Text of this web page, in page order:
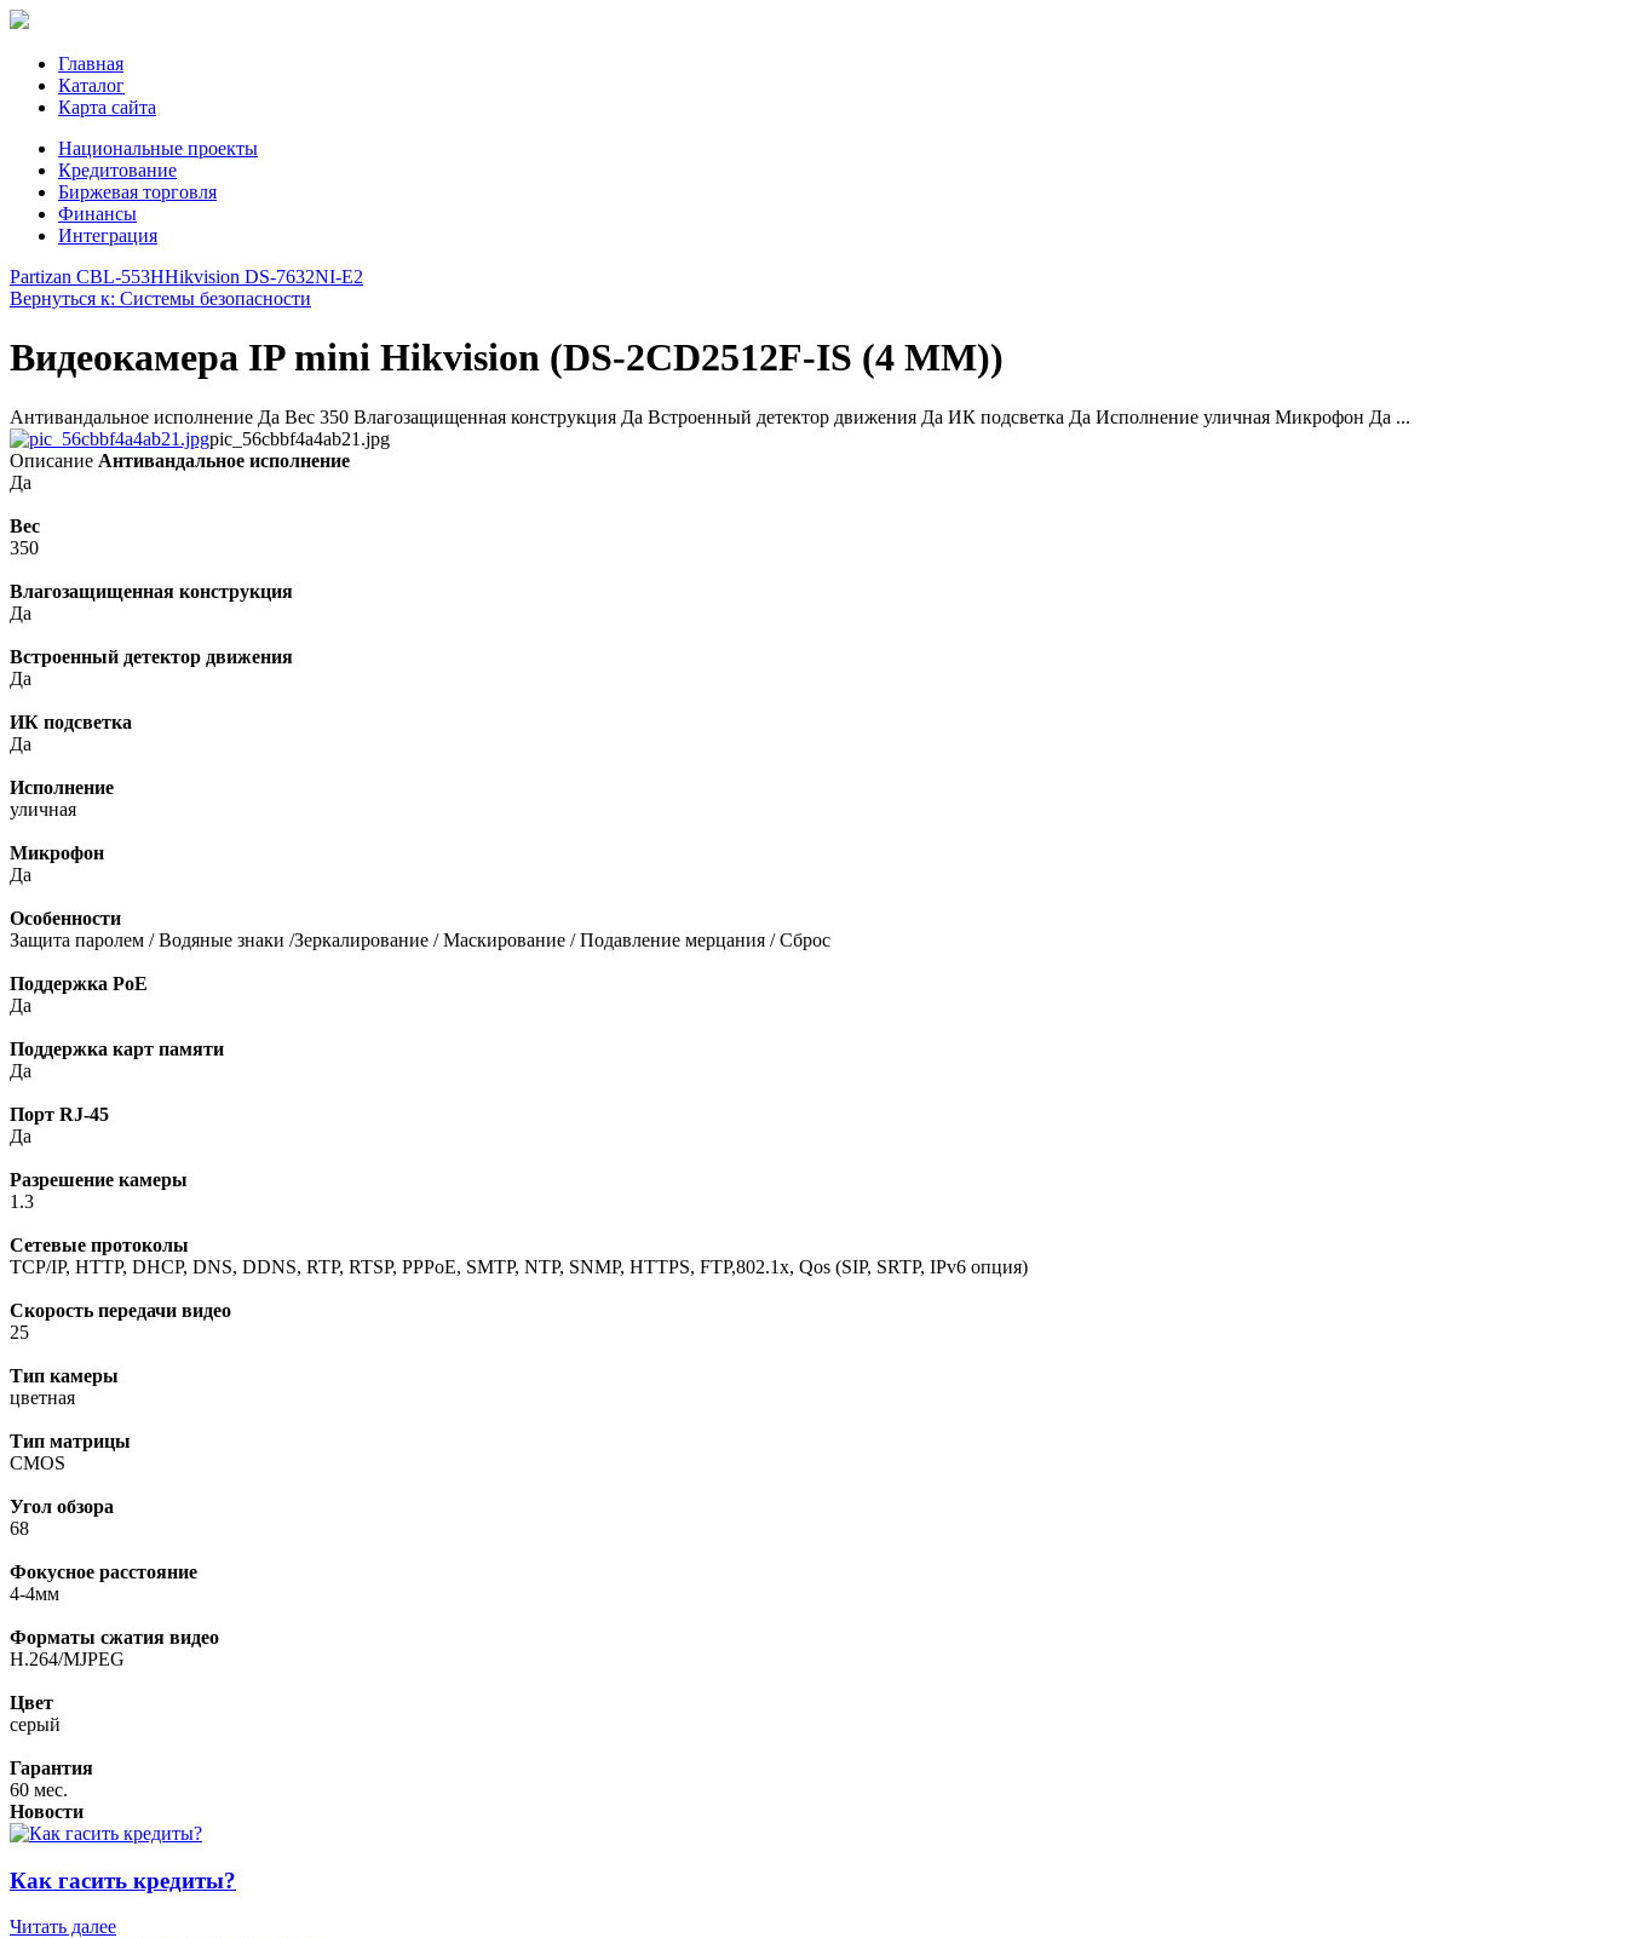
Главная
Каталог
Карта сайта
Национальные проекты
Кредитование
Биржевая торговля
Финансы
Интеграция
Partizan CBL-553HHikvision DS-7632NI-E2
Вернуться к: Системы безопасности
Видеокамера IP mini Hikvision (DS-2CD2512F-IS (4 MM))
Антивандальное исполнение Да Вес 350 Влагозащищенная конструкция Да Встроенный детектор движения Да ИК подсветка Да Исполнение уличная Микрофон Да ...
pic_56cbbf4a4ab21.jpg
Описание Антивандальное исполнение
Да
Вес
350
Влагозащищенная конструкция
Да
Встроенный детектор движения
Да
ИК подсветка
Да
Исполнение
уличная
Микрофон
Да
Особенности
Защита паролем / Водяные знаки /Зеркалирование / Маскирование / Подавление мерцания / Сброс
Поддержка PoE
Да
Поддержка карт памяти
Да
Порт RJ-45
Да
Разрешение камеры
1.3
Сетевые протоколы
TCP/IP, HTTP, DHCP, DNS, DDNS, RTP, RTSP, PPPoE, SMTP, NTP, SNMP, HTTPS, FTP,802.1x, Qos (SIP, SRTP, IPv6 опция)
Скорость передачи видео
25
Тип камеры
цветная
Тип матрицы
CMOS
Угол обзора
68
Фокусное расстояние
4-4мм
Форматы сжатия видео
H.264/MJPEG
Цвет
серый
Гарантия
60 мес.
Новости
Как гасить кредиты?
Читать далее